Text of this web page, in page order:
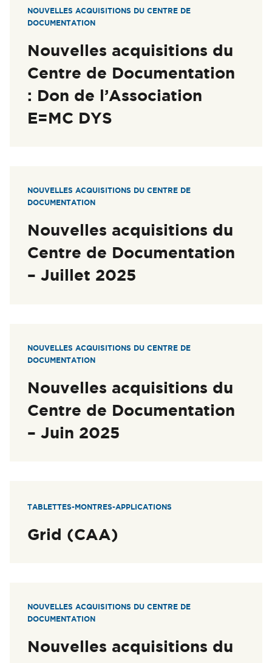
NOUVELLES ACQUISITIONS DU CENTRE DE
DOCUMENTATION
Nouvelles acquisitions du
Centre de Documentation
: Don de l’Association
E=MC DYS
NOUVELLES ACQUISITIONS DU CENTRE DE
DOCUMENTATION
Nouvelles acquisitions du
Centre de Documentation
– Juillet 2025
NOUVELLES ACQUISITIONS DU CENTRE DE
DOCUMENTATION
Nouvelles acquisitions du
Centre de Documentation
– Juin 2025
TABLETTES-MONTRES-APPLICATIONS
Grid (CAA)
NOUVELLES ACQUISITIONS DU CENTRE DE
DOCUMENTATION
Nouvelles acquisitions du